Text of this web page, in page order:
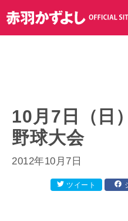
ン
テ
10月7日（日
野球大会
2012年10月7日
ツイート